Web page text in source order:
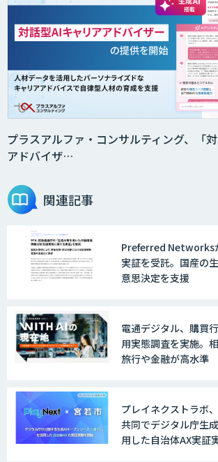
SAT
DX推進のパートナー
AI・DXコンサルティン
JAPAN AI SALES
JAPAN AI MARKETING
ントが自動処理します
ファ）受注AIエージェ
プラスアルファ・コンサルティング、「
アドバイザ…
関連記事
Preferred Networks
実証を受託。国産の
意思決定を支援
電通デジタル、購買
用実態調査を実施。
旅行や金融が高水準
プレイネクストラボ
共同でデジタル庁生
用した自治体AX実証